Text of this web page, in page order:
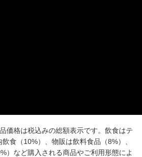
価格は税込みの総額表示です。飲食はテ
食（10%）、物販は飲料食品（8%）、
）など購入される商品やご利用形態によ